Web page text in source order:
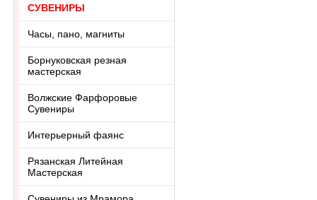
СУВЕНИРЫ
Часы, пано, магниты
Борнуковская резная
мастерская
Волжские Фарфоровые
Сувениры
Интерьерный фаянс
Рязанская Литейная
Мастерская